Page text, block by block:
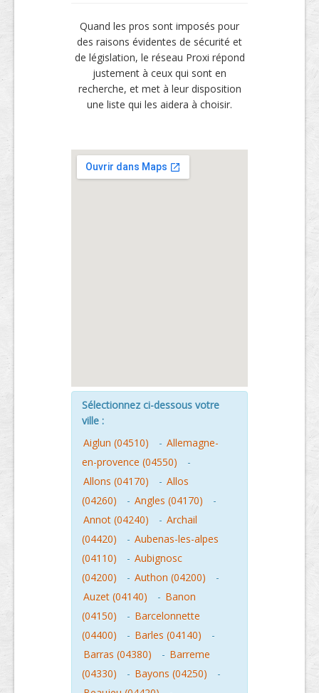
Quand les pros sont imposés pour
des raisons évidentes de sécurité et
de législation, le réseau Proxi répond
justement à ceux qui sont en
recherche, et met à leur disposition
une liste qui les aidera à choisir.
Sélectionnez ci-dessous votre
ville :
Aiglun (04510)
- Allemagne-
en-provence (04550)
-
Allons (04170)
- Allos
(04260)
- Angles (04170)
-
Annot (04240)
- Archail
(04420)
- Aubenas-les-alpes
(04110)
- Aubignosc
(04200)
- Authon (04200)
-
Auzet (04140)
- Banon
(04150)
- Barcelonnette
(04400)
- Barles (04140)
-
Barras (04380)
- Barreme
(04330)
- Bayons (04250)
-